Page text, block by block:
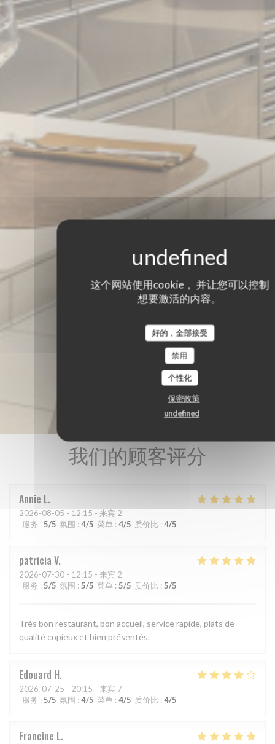
这个网站使用cookie， 并让您可以控制
想要激活的内容。
好的，全部接受
禁用
个性化
保密政策
undefined
我们的顾客评分
Annie L
2026-08-05 - 12:15 - 来宾 2
服务 : 5/5 氛围 : 4/5 菜单 : 4/5 质价比 : 4/5
patricia V
2026-07-30 - 12:15 - 来宾 2
服务 : 5/5 氛围 : 5/5 菜单 : 5/5 质价比 : 5/5
Très bon restaurant, bon accueil, service rapide, plats de
qualité copieux et bien présentés.
Edouard H
2026-07-25 - 20:15 - 来宾 7
服务 : 5/5 氛围 : 4/5 菜单 : 4/5 质价比 : 4/5
Francine L